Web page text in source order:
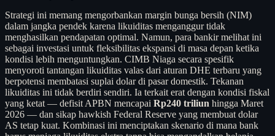
Strategi ini memang mengorbankan margin bunga bersih (NIM)
dalam jangka pendek karena likuiditas menganggur tidak
menghasilkan pendapatan optimal. Namun, para bankir melihat ini
sebagai investasi untuk fleksibilitas ekspansi di masa depan ketika
kondisi lebih menguntungkan. CIMB Niaga secara spesifik
menyoroti tantangan likuiditas valas dari aturan DHE terbaru yang
berpotensi membatasi suplai dolar di pasar domestik. Tekanan
likuiditas ini tidak berdiri sendiri. Ia terkait erat dengan kondisi fiskal
yang ketat — defisit APBN mencapai Rp240 triliun hingga Maret
2026 — dan sikap hawkish Federal Reserve yang membuat dolar
AS tetap kuat. Kombinasi ini menciptakan skenario di mana bank